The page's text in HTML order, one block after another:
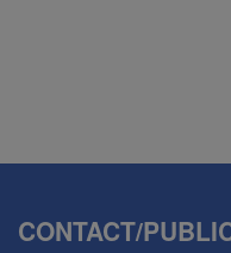
CONTACT/